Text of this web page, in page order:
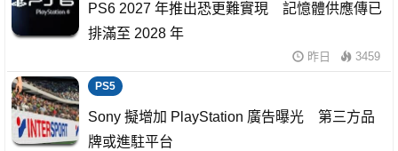
PS6 2027 年推出恐更難實現 記憶體供應傳已
排滿至 2028 年
昨日 3459
PS5
Sony 擬增加 PlayStation 廣告曝光 第三方品
牌或進駐平台